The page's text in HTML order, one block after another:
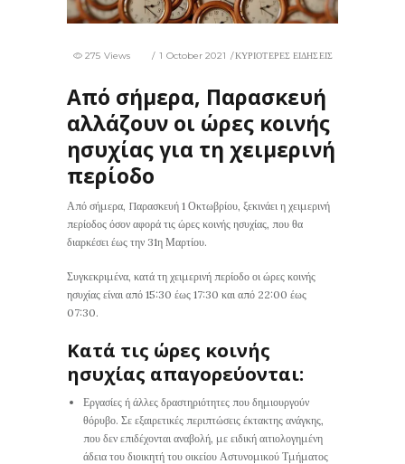
1 October 2021 ΚΥΡΙΟΤΕΡΕΣ ΕΙΔΗΣΕΙΣ
275 Views
Από σήμερα, Παρασκευή
αλλάζουν οι ώρες κοινής
ησυχίας για τη χειμερινή
περίοδο
Από σήμερα, Παρασκευή 1 Οκτωβρίου, ξεκινάει η χειμερινή
περίοδος όσον αφορά τις ώρες κοινής ησυχίας, που θα
διαρκέσει έως την 31η Μαρτίου.
Συγκεκριμένα, κατά τη χειμερινή περίοδο οι ώρες κοινής
ησυχίας είναι από 15:30 έως 17:30 και από 22:00 έως
07:30.
Κατά τις ώρες κοινής
ησυχίας απαγορεύονται:
Εργασίες ή άλλες δραστηριότητες που δημιουργούν
θόρυβο. Σε εξαιρετικές περιπτώσεις έκτακτης ανάγκης,
που δεν επιδέχονται αναβολή, με ειδική αιτιολογημένη
άδεια του διοικητή του οικείου Αστυνομικού Τμήματος